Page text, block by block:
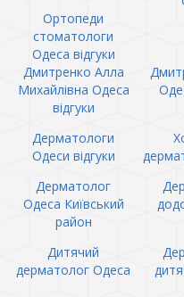
Ортопеди
стоматологи
Одеса відгуки
Дмитренко Алла
Михайлівна Одеса
відгуки
Дерматологи
Одеси відгуки
Дерматолог
Одеса Київський
район
Дитячий
дерматолог Одеса